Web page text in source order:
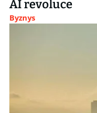
AI revoluce
Byznys